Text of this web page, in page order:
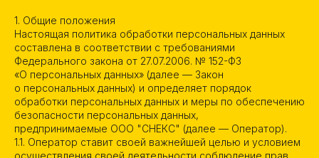
1. Общие положения
Настоящая политика обработки персональных данных
составлена в соответствии с требованиями
Федерального закона от 27.07.2006. № 152-ФЗ
«О персональных данных» (далее — Закон
о персональных данных) и определяет порядок
обработки персональных данных и меры по обеспечению
безопасности персональных данных,
предпринимаемые ООО "СНЕКС" (далее — Оператор).
1.1. Оператор ставит своей важнейшей целью и условием
осуществления своей деятельности соблюдение прав